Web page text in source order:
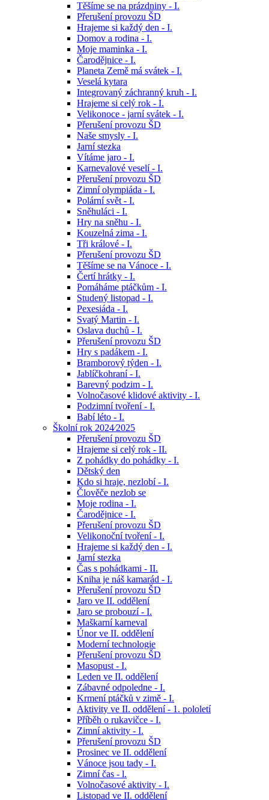
Těšíme se na prázdniny - I.
Přerušení provozu ŠD
Hrajeme si každý den - I.
Domov a rodina - I.
Moje maminka - I.
Čarodějnice - I.
Planeta Země má svátek - I.
Veselá kytara
Integrovaný záchranný kruh - I.
Hrajeme si celý rok - I.
Velikonoce - jarní svátek - I.
Přerušení provozu ŠD
Naše smysly - I.
Jarní stezka
Vítáme jaro - I.
Karnevalové veselí - I.
Přerušení provozu ŠD
Zimní olympiáda - I.
Polární svět - I.
Sněhuláci - I.
Hry na sněhu - I.
Kouzelná zima - I.
Tři králové - I.
Přerušení provozu ŠD
Těšíme se na Vánoce - I.
Čertí hrátky - I.
Pomáháme ptáčkům - I.
Studený listopad - I.
Pexesiáda - I.
Svatý Martin - I.
Oslava duchů - I.
Přerušení provozu ŠD
Hry s padákem - I.
Bramborový týden - I.
Jablíčkohraní - I.
Barevný podzim - I.
Volnočasové klidové aktivity - I.
Podzimní tvoření - I.
Babí léto - I.
Školní rok 2024⁄2025
Přerušení provozu ŠD
Hrajeme si celý rok - II.
Z pohádky do pohádky - I.
Dětský den
Kdo si hraje, nezlobí - I.
Člověče nezlob se
Moje rodina - I.
Čarodějnice - I.
Přerušení provozu ŠD
Velikonoční tvoření - I.
Hrajeme si každý den - I.
Jarní stezka
Čas s pohádkami - II.
Kniha je náš kamarád - I.
Přerušení provozu ŠD
Jaro ve II. oddělení
Jaro se probouzí - I.
Maškarní karneval
Únor ve II. oddělení
Moderní technologie
Přerušení provozu ŠD
Masopust - I.
Leden ve II. oddělení
Zábavné odpoledne - I.
Krmení ptáčků v zimě - I.
Aktivity ve II. oddělení - 1. pololetí
Příběh o rukavičce - I.
Zimní aktivity - I.
Přerušení provozu ŠD
Prosinec ve II. oddělení
Vánoce jsou tady - I.
Zimní čas - l.
Volnočasové aktivity - I.
Listopad ve II. oddělení